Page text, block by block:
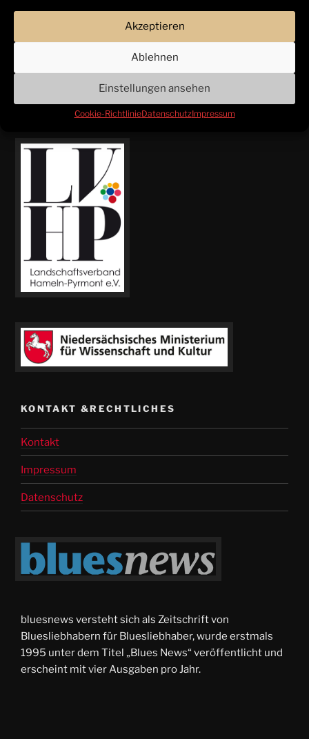
Akzeptieren
Ablehnen
Einstellungen ansehen
Cookie-RichtlinieDatenschutzImpressum
© Tom Freitag | Hamelner Blues- & Rocknacht 2025 |
Alle Rechte vorbehalten
KONTAKT &RECHTLICHES
Kontakt
Impressum
Datenschutz
bluesnews versteht sich als Zeitschrift von
Bluesliebhabern für Bluesliebhaber, wurde erstmals
1995 unter dem Titel „Blues News“ veröffentlicht und
erscheint mit vier Ausgaben pro Jahr.